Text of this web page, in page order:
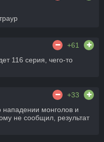
+61
116 серия, чего-то
+33
монголов и
не сообщил, результат